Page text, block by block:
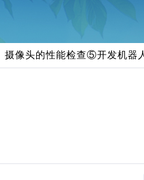
摄像头的性能检查⑤开发机器